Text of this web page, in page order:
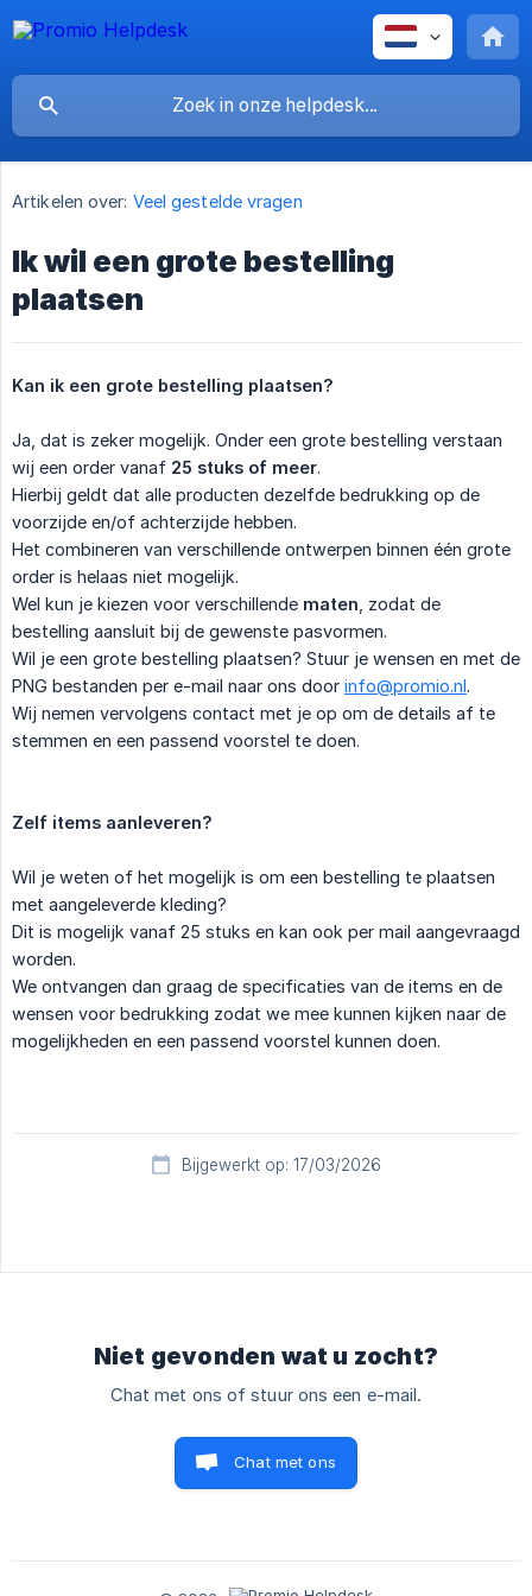
Artikelen over: Veel gestelde vragen
Ik wil een grote bestelling
plaatsen
Kan ik een grote bestelling plaatsen?
Ja, dat is zeker mogelijk. Onder een grote bestelling verstaan
wij een order vanaf 25 stuks of meer.
Hierbij geldt dat alle producten dezelfde bedrukking op de
voorzijde en/of achterzijde hebben.
Het combineren van verschillende ontwerpen binnen één grote
order is helaas niet mogelijk.
Wel kun je kiezen voor verschillende maten , zodat de
bestelling aansluit bij de gewenste pasvormen.
Wil je een grote bestelling plaatsen? Stuur je wensen en met de
PNG bestanden per e-mail naar ons door info@promio.nl.
Wij nemen vervolgens contact met je op om de details af te
stemmen en een passend voorstel te doen.
Zelf items aanleveren?
Wil je weten of het mogelijk is om een bestelling te plaatsen
met aangeleverde kleding?
Dit is mogelijk vanaf 25 stuks en kan ook per mail aangevraagd
worden.
We ontvangen dan graag de specificaties van de items en de
wensen voor bedrukking zodat we mee kunnen kijken naar de
mogelijkheden en een passend voorstel kunnen doen.
Bijgewerkt op: 17/03/2026
Niet gevonden wat u zocht?
Chat met ons of stuur ons een e-mail.
Chat met ons